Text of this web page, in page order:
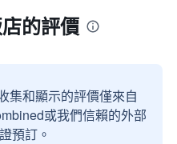
的評價
集和顯示的評價僅來自
或我們信賴的外部
預訂。